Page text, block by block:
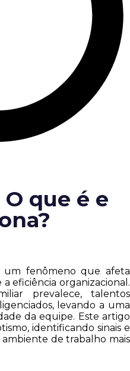
que é e
um fenômeno que afeta
eficiência organizacional.
prevalece, talentos
levando a uma
da equipe. Este artigo
identificando sinais e
de trabalho mais